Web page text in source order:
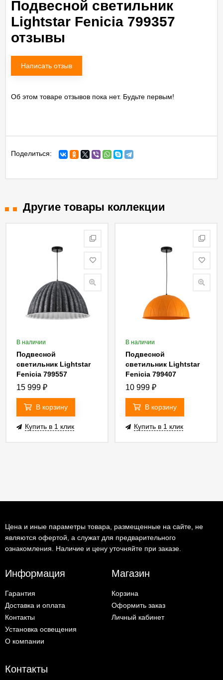
Подвесной светильник
Lightstar Fenicia 799357
отзывы
Написать отзыв
Об этом товаре отзывов пока нет. Будьте первым!
Поделиться:
Другие товары коллекции
В наличии
Подвесной
светильник Lightstar
Fenicia 799557
15 999 ₽
В корзину
Купить в 1 клик
В наличии
Подвесной
светильник Lightstar
Fenicia 799407
10 999 ₽
В корзину
Купить в 1 клик
Цена и иные параметры товара, размещенные на сайте, не
являются офертой, а служат для предварительного
ознакомления. Наличие и цену уточняйте при заказе.
Информация
Гарантия
Доставка и оплата
Контакты
Установка освещения
О компании
Магазин
Корзина
Оформить заказ
Личный кабинет
Контакты